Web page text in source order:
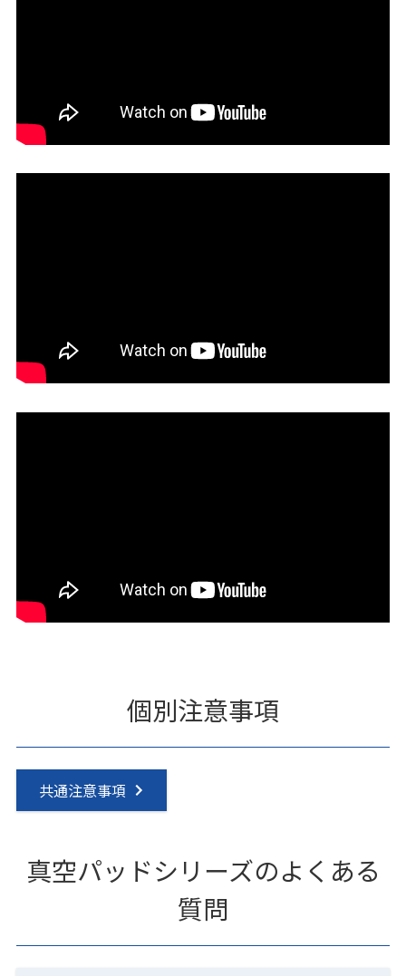
個別注意事項
共通注意事項
真空パッドシリーズのよくある
質問